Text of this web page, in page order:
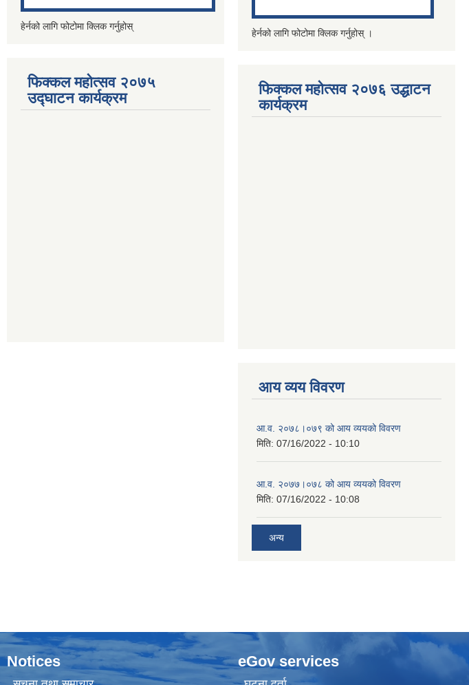
हेर्नको लागि फोटोमा क्लिक गर्नुहोस्
फिक्कल महोत्सव २०७५
उद्घाटन कार्यक्रम
हेर्नको लागि फोटोमा क्लिक गर्नुहोस् ।
फिक्कल महोत्सव २०७६ उद्धाटन
कार्यक्रम
आय व्यय विवरण
आ.व. २०७८।०७९ को आय व्ययको विवरण
मिति: 07/16/2022 - 10:10
आ.व. २०७७।०७८ को आय व्ययको विवरण
मिति: 07/16/2022 - 10:08
अन्य
Notices eGov services